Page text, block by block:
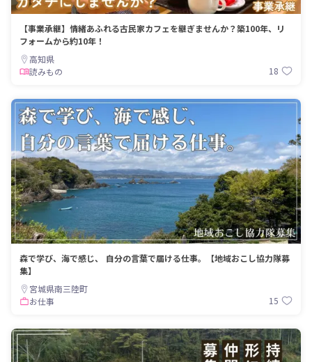
【事業承継】情緒あふれる古民家カフェを継ぎませんか？築100年、リ
フォームから約10年！
高知県
読みもの
18
森で学び、海で感じ、 自分の言葉で届ける仕事。【地域おこし協力隊募
集】
宮城県南三陸町
お仕事
15